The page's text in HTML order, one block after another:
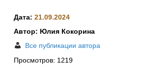
Дата: 21.09.2024
Автор: Юлия Кокорина
Все публикации автора
Просмотров: 1219